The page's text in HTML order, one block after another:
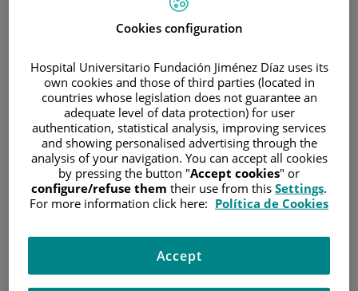
18 médicos de la Fundación
Jiménez Díaz, entre los 100
mejores del país, según el ranking
de Forbes
El listado se basa en la opinión de periodistas del sector
sanitario y valora la presencia en medios,
reconocimientos, ocupación de puestos de relevancia y
aportaciones realizadas por los médicos que trabajan en
España
Cookies configuration
Hospital Universitario Fundación Jiménez Díaz uses its
own cookies and those of third parties (located in
countries whose legislation does not guarantee an
adequate level of data protection) for user
authentication, statistical analysis, improving services
and showing personalised advertising through the
analysis of your navigation. You can accept all cookies
by pressing the button "Accept cookies" or
configure/refuse them their use from this Settings.
For more information click here: Política de Cookies
Accept